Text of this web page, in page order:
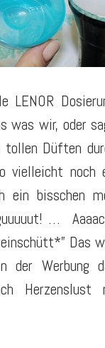
LENOR
was wir, oder
Düften
vielleicht noch
ein bisschen
…
Das
der Werbung
Herzenslust